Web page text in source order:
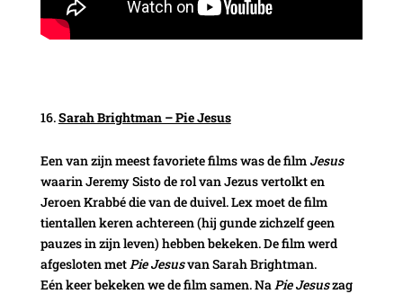
Sarah Brightman – Pie Jesus
Een van zijn meest favoriete films was de film Jesus
waarin Jeremy Sisto de rol van Jezus vertolkt en
Jeroen Krabbé die van de duivel. Lex moet de film
tientallen keren achtereen (hij gunde zichzelf geen
pauzes in zijn leven) hebben bekeken. De film werd
afgesloten metPie Jesusvan Sarah Brightman.
Eén keer bekeken we de film samen. NaPie Jesuszag